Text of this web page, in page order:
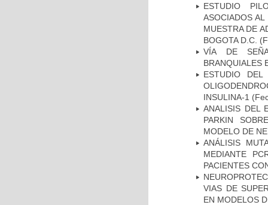
ESTUDIO
ASOCIADOS
MUESTRA DE
BOGOTA D.C.
VÍA DE
BRANQUIALES
ESTUDIO
INSULINA-1
ANALISIS DEL
PARKIN
MODELO DE
ANÁLISIS
MEDIANTE
PACIENTES
VIAS DE
EN MODELOS